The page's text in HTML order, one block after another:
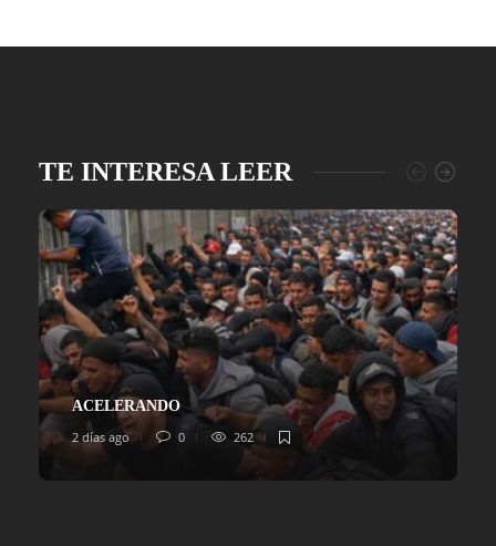
TE INTERESA LEER
ACELERANDO
2 días ago
0 262